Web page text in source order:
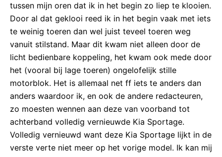
tussen mijn oren dat ik in het begin zo liep te klooien.
Door al dat geklooi reed ik in het begin vaak met iets
te weinig toeren dan wel juist teveel toeren weg
vanuit stilstand. Maar dit kwam niet alleen door de
licht bedienbare koppeling, het kwam ook mede door
het (vooral bij lage toeren) ongelofelijk stille
motorblok. Het is allemaal net ff iets te anders dan
anders waardoor ik, en ook de andere redacteuren,
zo moesten wennen aan deze van voorband tot
achterband volledig vernieuwde Kia Sportage.
Volledig vernieuwd want deze Kia Sportage lijkt in de
verste verte niet meer op het vorige model. Ik kan mij